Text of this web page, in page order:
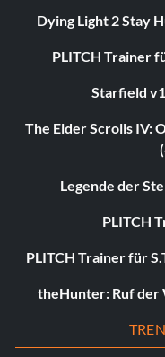
Dying Light 2 Stay
PLITCH Trainer
Starfield
The Elder Scrolls IV:
Legende der
PLITCH
PLITCH Trainer für
theHunter: Ruf der